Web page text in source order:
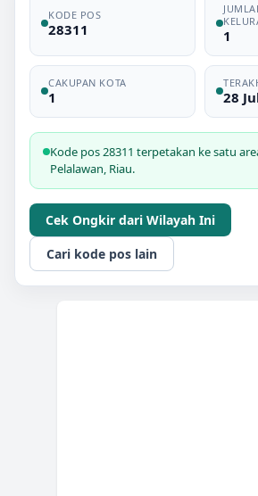
KODE POS
28311 1
CAKUPAN KOTA
1 28
Kode pos 28311 terpetakan ke satu
Pelalawan, Riau.
Cek Ongkir dari Wilayah Ini
Cari kode pos lain